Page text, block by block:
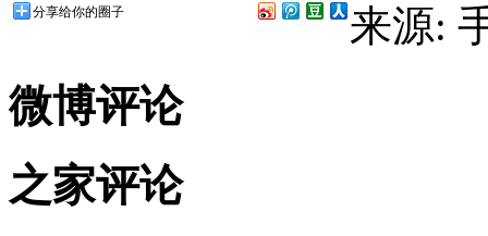
分享给你的圈子 来源:
微博评论
之家评论